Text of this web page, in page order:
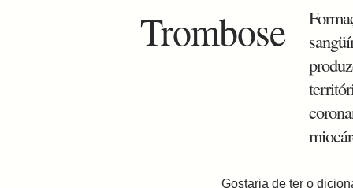
Trombose
Gostaria de ter o